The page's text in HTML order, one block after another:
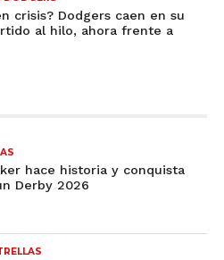
crisis? Dodgers caen en su
al hilo, ahora frente a
hace historia y conquista
Derby 2026